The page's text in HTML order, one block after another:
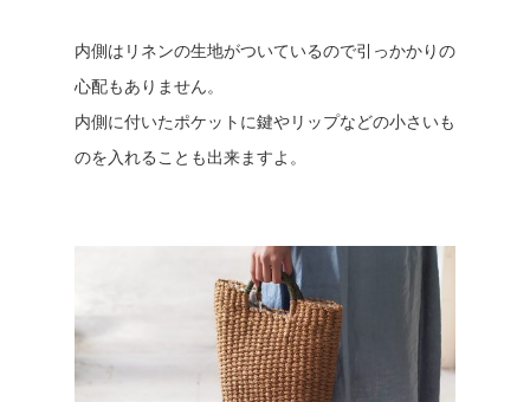
内側はリネンの生地がついているので引っかかりの
心配もありません。
内側に付いたポケットに鍵やリップなどの小さいも
のを入れることも出来ますよ。